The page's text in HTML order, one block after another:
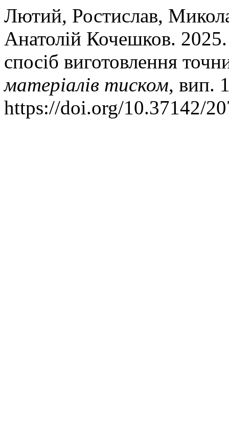
Лютий, Ростислав,
Анатолій Кочешков.
спосіб виготовлення
матеріалів тиском, вип.
https://doi.org/10.37142/